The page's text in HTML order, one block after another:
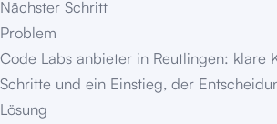
Nächster Schritt
Problem
Code Labs anbieter in Reutlingen: klare
Schritte und ein Einstieg, der
Lösung